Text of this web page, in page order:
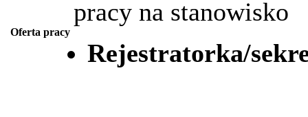
Oferta pracy
pracy na stanowisko
Rejestratorka/